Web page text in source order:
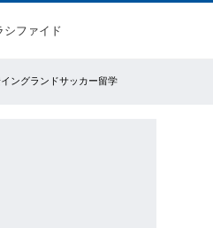
シファイド
イングランドサッカー留学